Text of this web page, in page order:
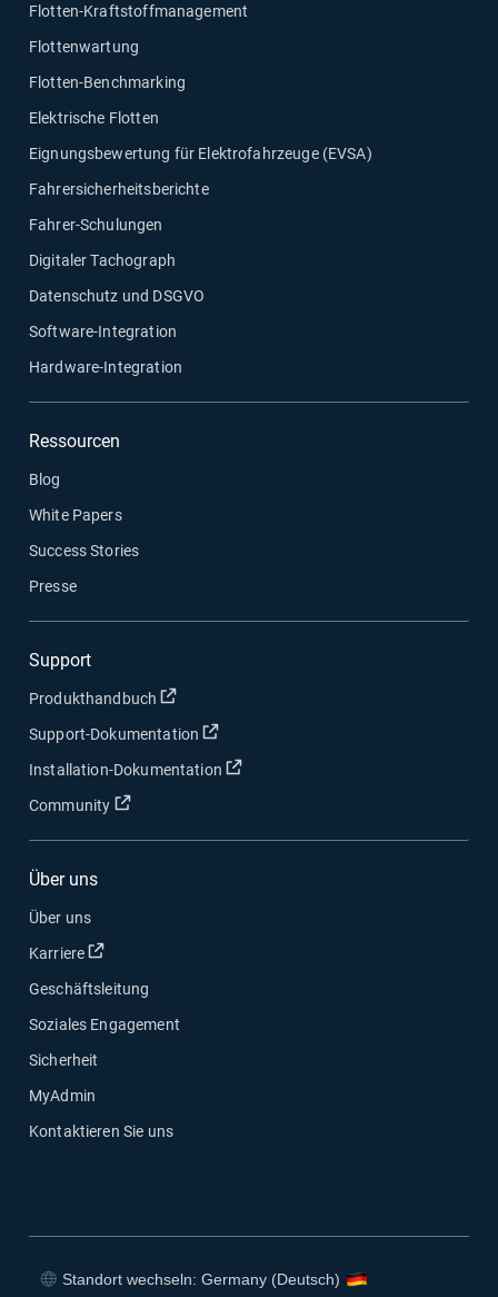
Flotten-Kraftstoffmanagement
Flottenwartung
Flotten-Benchmarking
Elektrische Flotten
Eignungsbewertung für Elektrofahrzeuge (EVSA)
Fahrersicherheitsberichte
Fahrer-Schulungen
Digitaler Tachograph
Datenschutz und DSGVO
Software-Integration
Hardware-Integration
Ressourcen
Blog
White Papers
Success Stories
Presse
Support
Produkthandbuch In neuem Fenster öffnen
Support-Dokumentation In neuem Fenster öffnen
Installation-Dokumentation In neuem Fenster öffnen
Community In neuem Fenster öffnen
Über uns
Über uns
Karriere
In neuem Fenster öffnen
Geschäftsleitung
Soziales Engagement
Sicherheit
MyAdmin
Kontaktieren Sie uns
Standort wechseln: Germany (Deutsch)